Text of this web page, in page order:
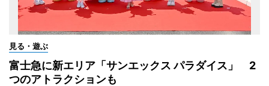
見る・遊ぶ
富士急に新エリア「サンエックス パラダイス」 2
つのアトラクションも